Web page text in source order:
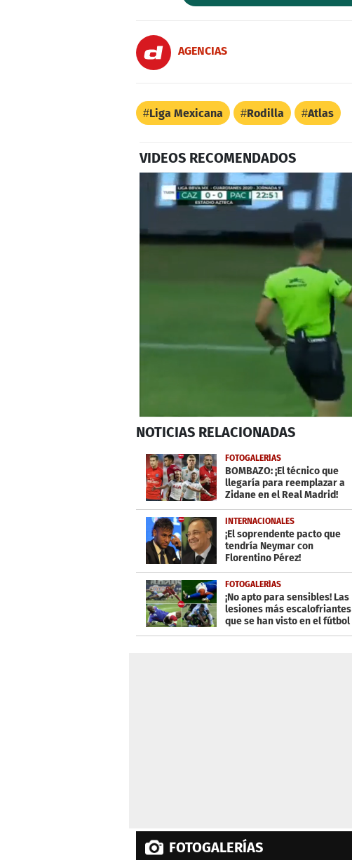
AGENCIAS
Liga Mexicana Rodilla Atlas
VIDEOS RECOMENDADOS
seconds
minute,
10
secondsVolume
0%
NOTICIAS RELACIONADAS
FOTOGALERÍAS
BOMBAZO: ¡El técnico que
llegaría para reemplazar a
Zidane en el Real Madrid!
INTERNACIONALES
¡El soprendente pacto que
tendría Neymar con
Florentino Pérez!
FOTOGALERÍAS
¡No apto para sensibles! Las
lesiones más escalofriantes
que se han visto en el fútbol
FOTOGALERÍAS